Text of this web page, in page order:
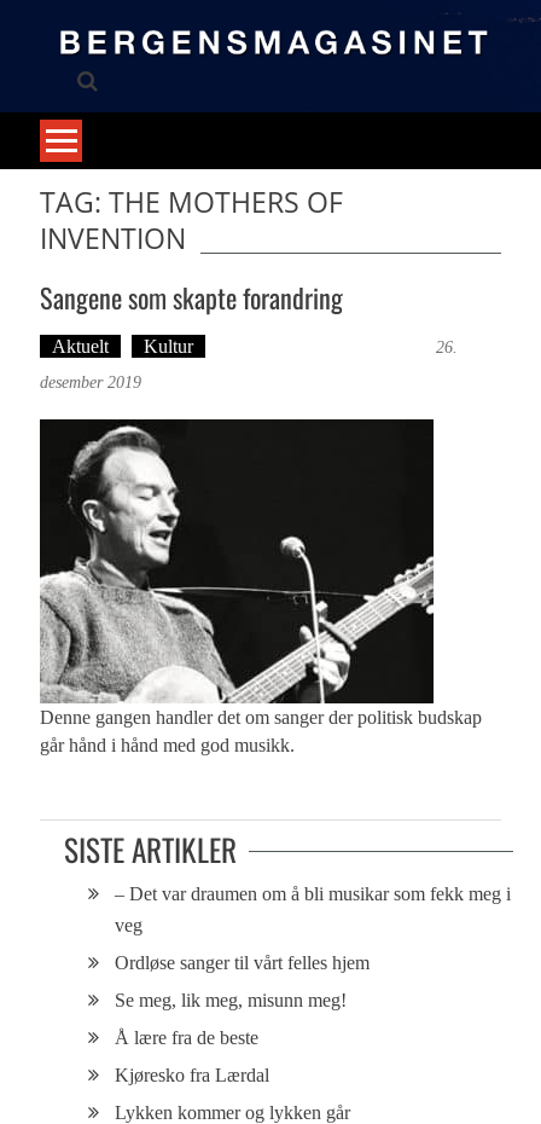
TAG: THE MOTHERS OF
INVENTION
Sangene som skapte forandring
Aktuelt Kultur
26.
desember 2019
Denne gangen handler det om sanger der politisk budskap
går hånd i hånd med god musikk.
SISTE ARTIKLER
– Det var draumen om å bli musikar som fekk meg i
veg
Ordløse sanger til vårt felles hjem
Se meg, lik meg, misunn meg!
Å lære fra de beste
Kjøresko fra Lærdal
Lykken kommer og lykken går